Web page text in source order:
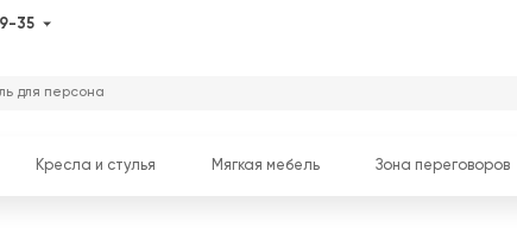
35
Кресла и стулья Мягкая мебель Зона переговоров